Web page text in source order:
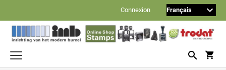
Connexion